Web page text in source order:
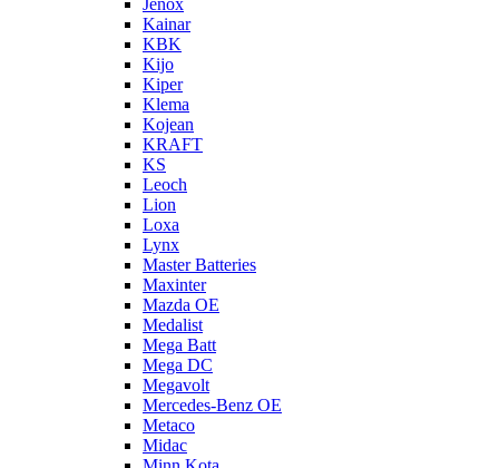
Jenox
Kainar
KBK
Kijo
Kiper
Klema
Kojean
KRAFT
KS
Leoch
Lion
Loxa
Lynx
Master Batteries
Maxinter
Mazda OE
Medalist
Mega Batt
Mega DC
Megavolt
Mercedes-Benz OE
Metaco
Midac